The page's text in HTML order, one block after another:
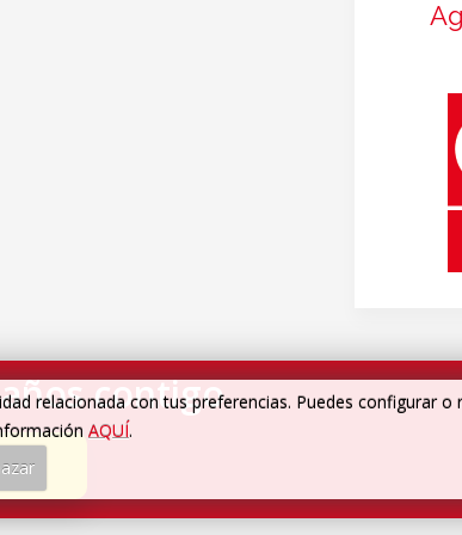
contigo
→
relacionada con tus preferencias. Puedes configurar o
AQUÍ.